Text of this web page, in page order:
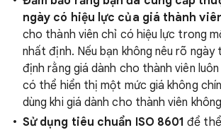
ngày có hiệu lực của giá thành
cho thành viên chỉ có hiệu lực trong
nhất định. Nếu bạn không nêu rõ ngày
định rằng giá dành cho thành viên
có thể hiển thị một mức giá không
dùng khi giá dành cho thành viên
Sử dụng tiêu chuẩn ISO 8601 để